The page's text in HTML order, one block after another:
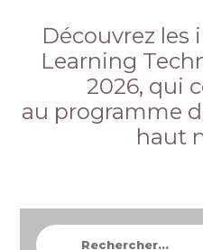
Découvrez les
Learning
2026, qui
au programme
haut